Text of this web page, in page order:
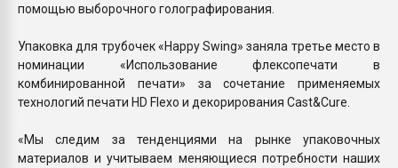
помощью выборочного голографирования.
Упаковка для трубочек «Happy Swing» заняла третье место в
номинации «Использование флексопечати в
комбинированной печати» за сочетание применяемых
технологий печати HD Flexo и декорирования Сast&Cure.
«Мы следим за тенденциями на рынке упаковочных
материалов и учитываем меняющиеся потребности наших